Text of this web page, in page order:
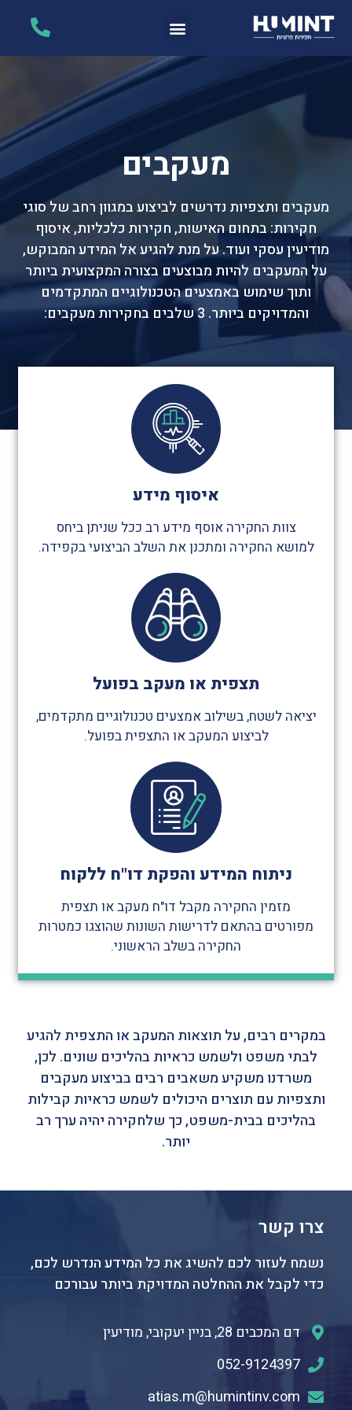
מעקבים
מעקבים ותצפיות נדרשים לביצוע במגוון רחב של סוגי
חקירות: בתחום האישות, חקירות כלכליות, איסוף
מודיעין עסקי ועוד. על מנת להגיע אל המידע המבוקש,
על המעקבים להיות מבוצעים בצורה המקצועית ביותר
ותוך שימוש באמצעים הטכנולוגיים המתקדמים
והמדויקים ביותר. 3 שלבים בחקירות מעקבים:
איסוף מידע
צוות החקירה אוסף מידע רב ככל שניתן ביחס
למושא החקירה ומתכנן את השלב הביצועי בקפידה.
תצפית או מעקב בפועל
יציאה לשטח, בשילוב אמצעים טכנולוגיים מתקדמים,
לביצוע המעקב או התצפית בפועל.
ניתוח המידע והפקת דו"ח ללקוח
מזמין החקירה מקבל דו"ח מעקב או תצפית
מפורטים בהתאם לדרישות השונות שהוצגו כמטרות
החקירה בשלב הראשוני.
במקרים רבים, על תוצאות המעקב או התצפית להגיע
לבתי משפט ולשמש כראיות בהליכים שונים. לכן,
משרדנו משקיע משאבים רבים בביצוע מעקבים
ותצפיות עם תוצרים היכולים לשמש כראיות קבילות
בהליכים בבית-משפט, כך שלחקירה יהיה ערך רב
יותר.
צרו קשר
נשמח לעזור לכם להשיג את כל המידע הנדרש לכם,
כדי לקבל את ההחלטה המדויקת ביותר עבורכם
דם המכבים 28, בניין יעקובי, מודיעין
052-9124397
atias.m@humintinv.com